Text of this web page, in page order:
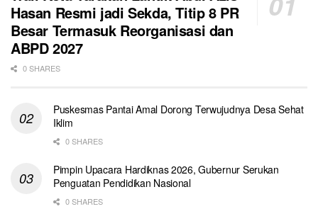
Hasan Resmi jadi Sekda, Titip 8 PR
Besar Termasuk Reorganisasi dan
ABPD 2027
0 SHARES
Puskesmas Pantai Amal Dorong Terwujudnya Desa Sehat
Iklim
0 SHARES
Pimpin Upacara Hardiknas 2026, Gubernur Serukan
Penguatan Pendidikan Nasional
0 SHARES